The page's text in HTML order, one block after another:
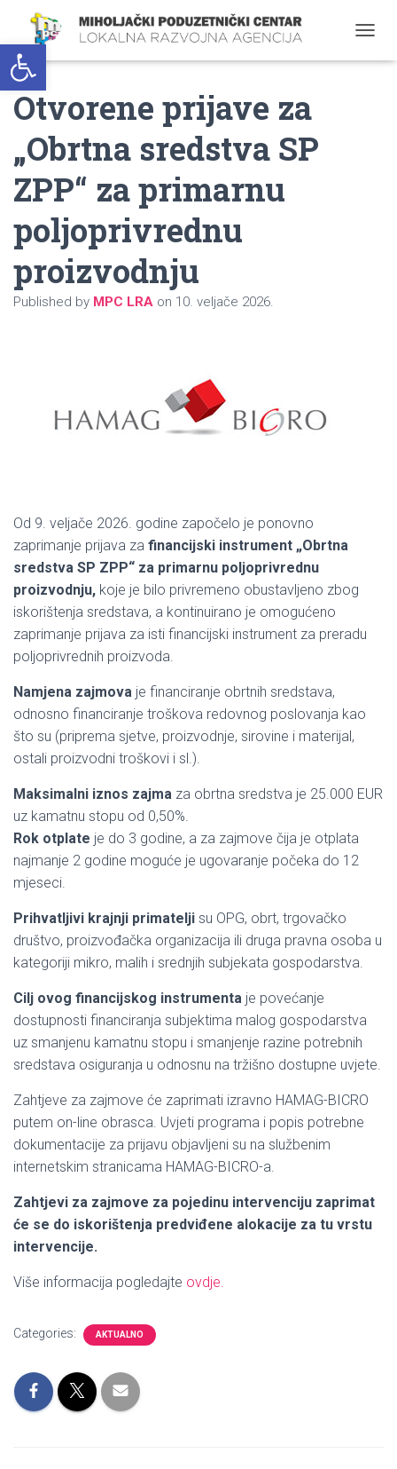
Open toolbar
O
Otvorene prijave za
„Obrtna sredstva SP
ZPP“ za primarnu
poljoprivrednu
proizvodnju
Published by MPC LRA on 10. veljače 2026.
Od 9. veljače 2026. godine započelo je ponovno
zaprimanje prijava za financijski instrument „Obrtna
sredstva SP ZPP“ za primarnu poljoprivrednu
proizvodnju, koje je bilo privremeno obustavljeno zbog
iskorištenja sredstava, a kontinuirano je omogućeno
zaprimanje prijava za isti financijski instrument za preradu
poljoprivrednih proizvoda.
Namjena zajmova je financiranje obrtnih sredstava,
odnosno financiranje troškova redovnog poslovanja kao
što su (priprema sjetve, proizvodnje, sirovine i materijal,
ostali proizvodni troškovi i sl.).
Maksimalni iznos zajma za obrtna sredstva je 25.000 EUR
uz kamatnu stopu od 0,50%.
Rok otplate je do 3 godine, a za zajmove čija je otplata
najmanje 2 godine moguće je ugovaranje počeka do 12
mjeseci.
Prihvatljivi krajnji primatelji su OPG, obrt, trgovačko
društvo, proizvođačka organizacija ili druga pravna osoba u
kategoriji mikro, malih i srednjih subjekata gospodarstva.
Cilj ovog financijskog instrumenta je povećanje
dostupnosti financiranja subjektima malog gospodarstva
uz smanjenu kamatnu stopu i smanjenje razine potrebnih
sredstava osiguranja u odnosnu na tržišno dostupne uvjete.
Zahtjeve za zajmove će zaprimati izravno HAMAG-BICRO
putem on-line obrasca. Uvjeti programa i popis potrebne
dokumentacije za prijavu objavljeni su na službenim
internetskim stranicama HAMAG-BICRO-a.
Zahtjevi za zajmove za pojedinu intervenciju zaprimat
će se do iskorištenja predviđene alokacije za tu vrstu
intervencije.
Više informacija pogledajte ovdje.
Categories: AKTUALNO